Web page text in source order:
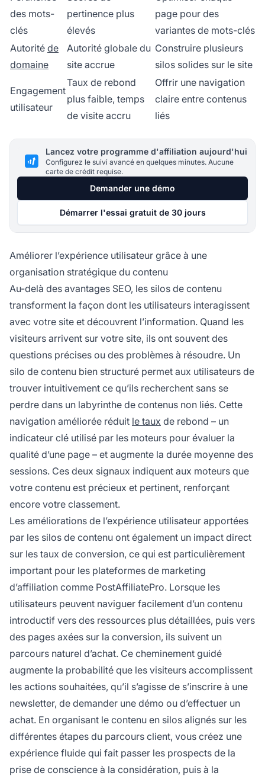
des mots-
clés
pertinence plus
élevés
page pour des
variantes de mots-clés
Autorité de
domaine
Autorité globale du
site accrue
Construire plusieurs
silos solides sur le site
Engagement
utilisateur
Taux de rebond
plus faible, temps
de visite accru
Offrir une navigation
claire entre contenus
liés
Lancez votre programme d'affiliation aujourd'hui
Configurez le suivi avancé en quelques minutes. Aucune
carte de crédit requise.
Demander une démo
Démarrer l'essai gratuit de 30 jours
Améliorer l’expérience utilisateur grâce à une
organisation stratégique du contenu
Au-delà des avantages SEO, les silos de contenu
transforment la façon dont les utilisateurs interagissent
avec votre site et découvrent l’information. Quand les
visiteurs arrivent sur votre site, ils ont souvent des
questions précises ou des problèmes à résoudre. Un
silo de contenu bien structuré permet aux utilisateurs de
trouver intuitivement ce qu’ils recherchent sans se
perdre dans un labyrinthe de contenus non liés. Cette
navigation améliorée réduit le taux de rebond – un
indicateur clé utilisé par les moteurs pour évaluer la
qualité d’une page – et augmente la durée moyenne des
sessions. Ces deux signaux indiquent aux moteurs que
votre contenu est précieux et pertinent, renforçant
encore votre classement.
Les améliorations de l’expérience utilisateur apportées
par les silos de contenu ont également un impact direct
sur les taux de conversion, ce qui est particulièrement
important pour les plateformes de marketing
d’affiliation comme PostAffiliatePro. Lorsque les
utilisateurs peuvent naviguer facilement d’un contenu
introductif vers des ressources plus détaillées, puis vers
des pages axées sur la conversion, ils suivent un
parcours naturel d’achat. Ce cheminement guidé
augmente la probabilité que les visiteurs accomplissent
les actions souhaitées, qu’il s’agisse de s’inscrire à une
newsletter, de demander une démo ou d’effectuer un
achat. En organisant le contenu en silos alignés sur les
différentes étapes du parcours client, vous créez une
expérience fluide qui fait passer les prospects de la
prise de conscience à la considération, puis à la